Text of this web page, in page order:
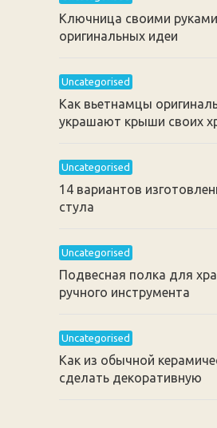
Ключница своими
оригинальных идеи
Uncategorised
Как вьетнамцы
украшают крыши своих
Uncategorised
14 вариантов
стула
Uncategorised
Подвесная полка для
ручного инструмента
Uncategorised
Как из обычной
сделать декоративную